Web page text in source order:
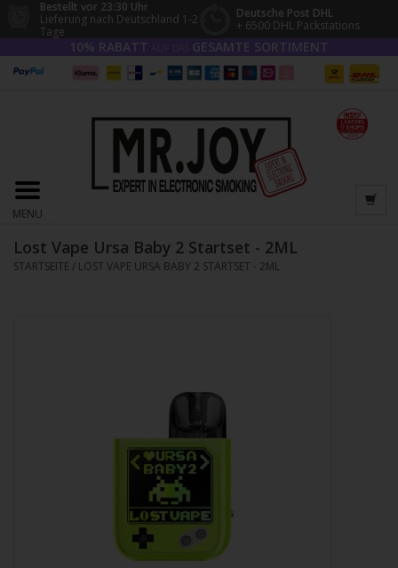
Bestellt vor 23:30 Uhr
Lieferung nach Deutschland 1-2
Tage
Deutsche Post DHL
+ 6500 DHL Packstations
10% RABATT GESAMTE SORTIMENT
MENU
Lost Vape Ursa Baby 2 Startset - 2ML
STARTSEITE / LOST VAPE URSA BABY 2 STARTSET - 2ML